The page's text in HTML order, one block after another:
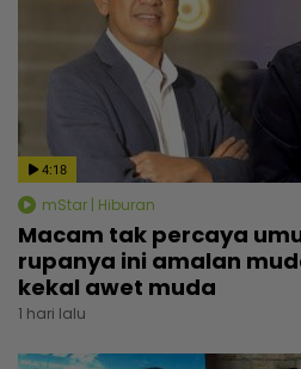
4:18
mStar | Hiburan
Macam tak percaya
rupanya ini amalan
kekal awet muda
1 hari lalu